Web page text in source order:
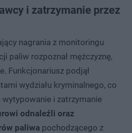
i zatrzymanie przez
nagrania z monitoringu
paliw rozpoznał mężczyznę,
Funkcjonariusz podjął
wydziału kryminalnego, co
i zatrzymanie
odnaleźli oraz
paliwa pochodzącego z